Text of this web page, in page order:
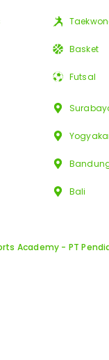
Basket
Futsal
Bali
Academy - PT